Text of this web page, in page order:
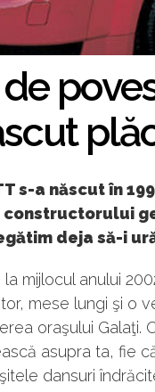
s-a născut în
constructorului
deja să-i
la mijlocul anului
mese lungi şi o
oraşului Galaţi.
asupra ta, fie
dansuri